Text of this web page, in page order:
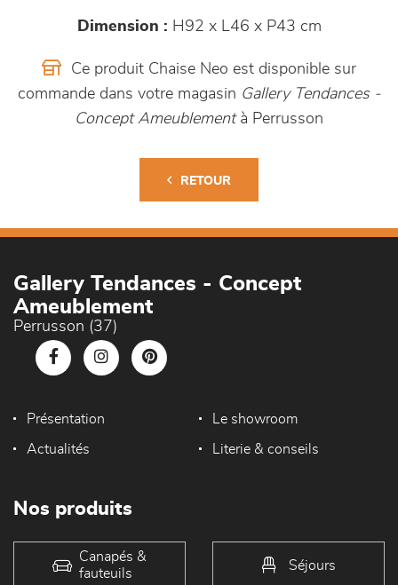
Dimension : H92 x L46 x P43 cm
Ce produit Chaise Neo est disponible sur
commande dans votre magasin Gallery Tendances -
Concept Ameublement à Perrusson
RETOUR
Gallery Tendances - Concept
Ameublement
Perrusson (37)
Présentation Le showroom
Actualités Literie & conseils
Nos produits
Canapés &
fauteuils
Séjours